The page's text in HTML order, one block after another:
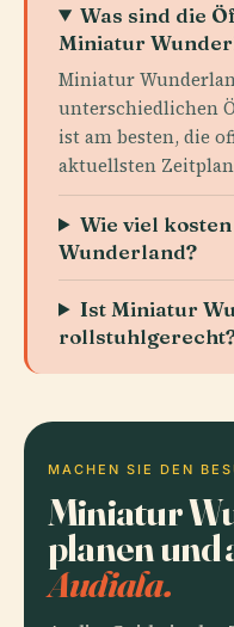
Was sind die
Miniatur
Miniatur
unterschiedlichen
ist am besten, die
aktuellsten
Wie viel
Wunderland?
Ist Miniatur
MACHEN SIE DEN
Miniatur
planen und
Audiala.